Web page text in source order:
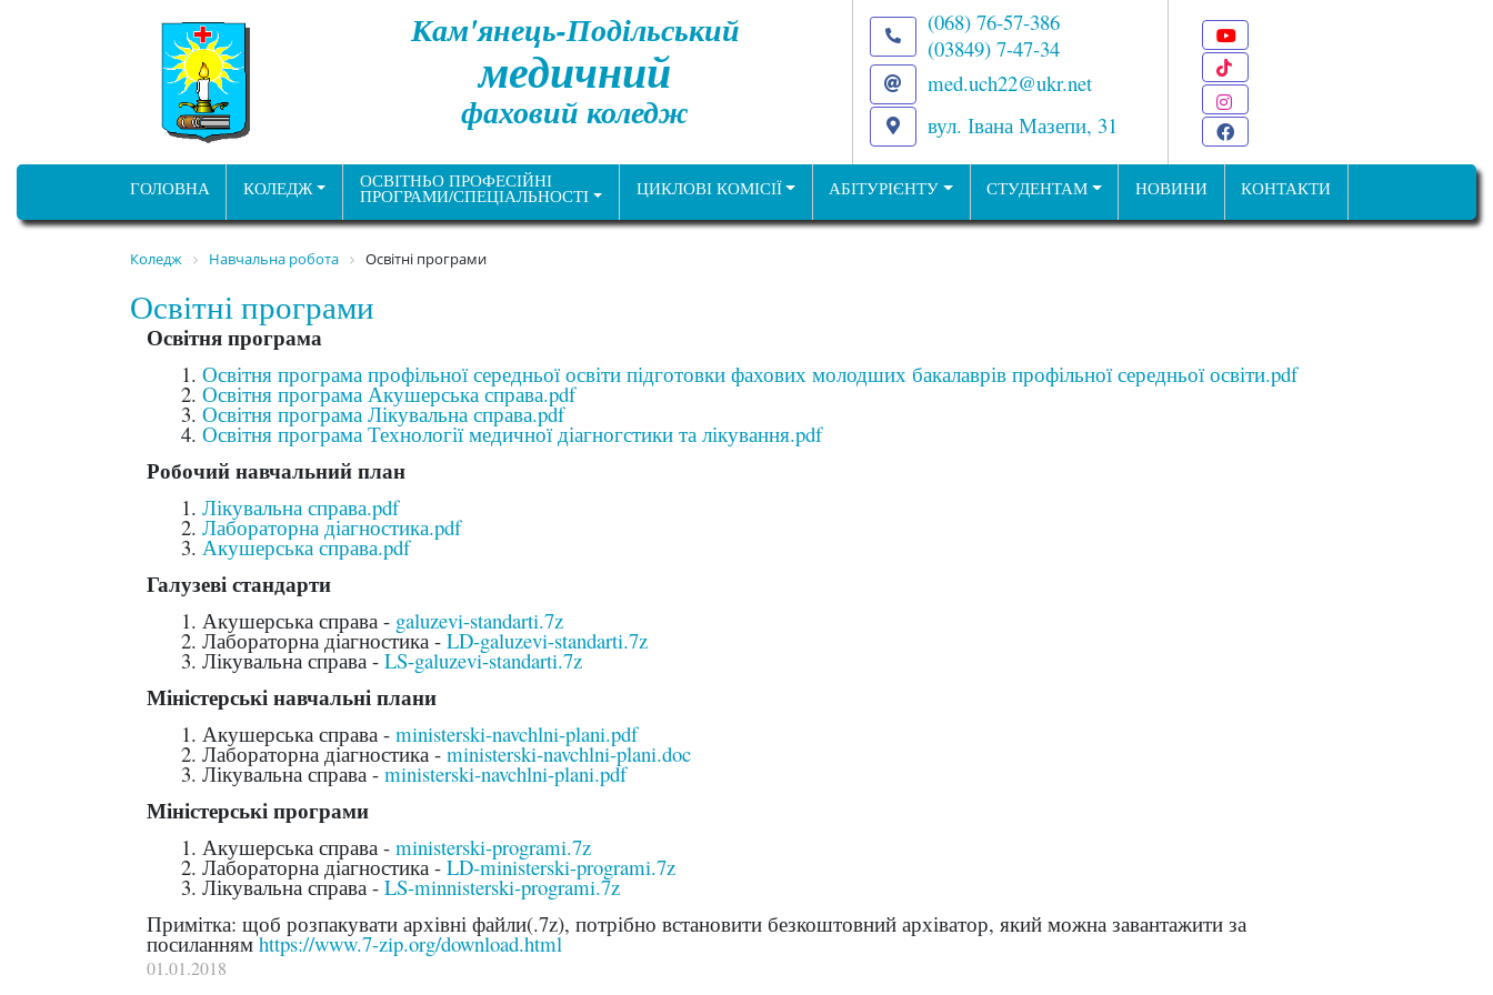
Кам'янець-Подільський
медичний
фаховий коледж
(068) 76-57-386
(03849) 7-47-34
med.uch22@ukr.net
вул. Івана Мазепи, 31
ГОЛОВНА КОЛЕДЖ ОСВІТНЬО ПРОФЕСІЙНІ
ПРОГРАМИ/СПЕЦІАЛЬНОСТІ ЦИКЛОВІ КОМІСІЇ АБІТУРІЄНТУ СТУДЕНТАМ НОВИНИ КОНТАКТИ
Коледж Навчальна робота Освітні програми
Освітні програми
Освітня програма
Освітня програма профільної середньої освіти підготовки фахових молодших бакалаврів профільної середньої освіти.pdf
Освітня програма Акушерська справа.pdf
Освітня програма Лікувальна справа.pdf
Освітня програма Технології медичної діагногстики та лікування.pdf
Робочий навчальний план
Лікувальна справа.pdf
Лабораторна діагностика.pdf
Акушерська справа.pdf
Галузеві стандарти
Акушерська справа - galuzevi-standarti.7z
Лабораторна діагностика - LD-galuzevi-standarti.7z
Лікувальна справа - LS-galuzevi-standarti.7z
Міністерські навчальні плани
Акушерська справа - ministerski-navchlni-plani.pdf
Лабораторна діагностика - ministerski-navchlni-plani.doc
Лікувальна справа - ministerski-navchlni-plani.pdf
Міністерські програми
Акушерська справа - ministerski-programi.7z
Лабораторна діагностика - LD-ministerski-programi.7z
Лікувальна справа - LS-minnisterski-programi.7z
Примітка: щоб розпакувати архівні файли(.7z), потрібно встановити безкоштовний архіватор, який можна завантажити за
посиланнямhttps://www.7-zip.org/download.html
01.01.2018